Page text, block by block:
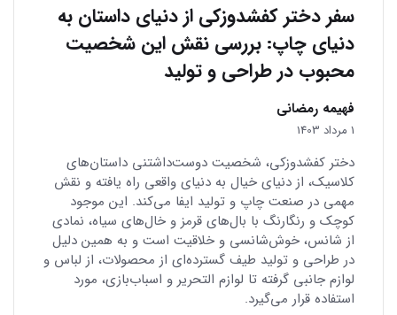
سفر دختر کفشدوزکی از دنیای داستان به
دنیای چاپ: بررسی نقش این شخصیت
محبوب در طراحی و تولید
فهیمه رمضانی
1 مرداد 1403
دختر کفشدوزکی، شخصیت دوست‌داشتنی داستان‌های
کلاسیک، از دنیای خیال به دنیای واقعی راه یافته و نقش
مهمی در صنعت چاپ و تولید ایفا می‌کند. این موجود
کوچک و رنگارنگ با بال‌های قرمز و خال‌های سیاه، نمادی
از شانس، خوش‌شانسی و خلاقیت است و به همین دلیل
در طراحی و تولید طیف گسترده‌ای از محصولات، از لباس و
لوازم جانبی گرفته تا لوازم التحریر و اسباب‌بازی، مورد
استفاده قرار می‌گیرد.